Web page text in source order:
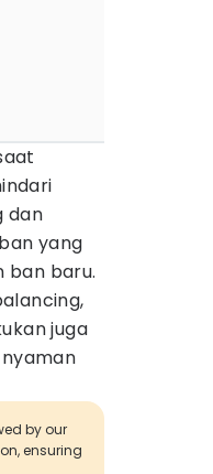
dan
yang
ban baru.
juga
by our
ensuring